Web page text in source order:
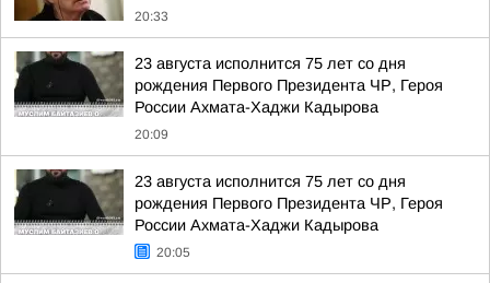
20:33
23 августа исполнится 75 лет со дня
рождения Первого Президента ЧР, Героя
России Ахмата-Хаджи Кадырова
20:09
23 августа исполнится 75 лет со дня
рождения Первого Президента ЧР, Героя
России Ахмата-Хаджи Кадырова
20:05